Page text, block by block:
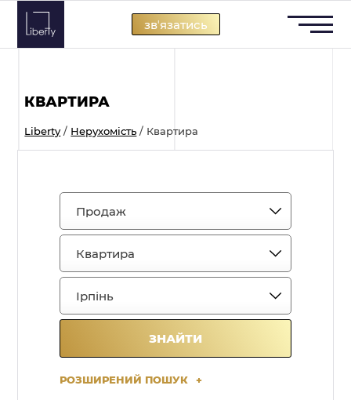
Skip
content
звʼязатись
КВАРТИРА
Liberty / Нерухомість / Квартира
РОЗШИРЕНИЙ ПОШУК +